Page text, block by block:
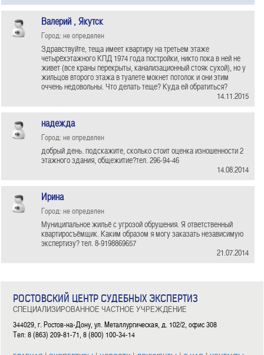
Валерий , Якутск
Город: не определен
Здравствуйте, теща имеет квартиру на третьем этаже
четырёхэтажного КПД 1974 года постройки, никто пока в ней не
живет (все краны перекрыты, канализационный стояк сухой), но у
жильцов второго этажа в туалете мокнет потолок и они этим
оччень недовольны. Что делать теще? Куда ей обратиться?
14.11.2015
надежда
Город: не определен
добрый день. подскажите, сколько стоит оценка изношенности 2
этажного здания, общежитие?тел. 296-94-46
14.08.2014
Ирина
Город: не определен
Муниципальное жильё с угрозой обрушения. Я ответственный
квартиросъёмщик. Каким образом я могу заказать независимую
экспертизу? тел. 8-9198869657
21.07.2014
РОСТОВСКИЙ ЦЕНТР СУДЕБНЫХ ЭКСПЕРТИЗ
СПЕЦИАЛИЗИРОВАННОЕ ЧАСТНОЕ УЧРЕЖДЕНИЕ
344029, г. Ростов-на-Дону, ул. Металлургическая, д. 102/2, офис 308
Тел: 8 (863) 209-81-71, 8 (800) 100-34-14